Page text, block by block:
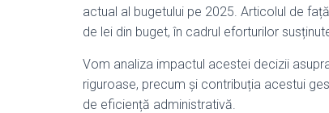
actual al bugetului pe 2025. Articolul de
de lei din buget, în cadrul eforturilor
Vom analiza impactul acestei decizii
riguroase, precum și contribuția acestui
de eficiență administrativă.